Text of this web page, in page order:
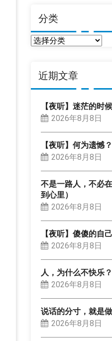
分类
分
近期文章
【夜听】迷茫的时候
2026年8月8日
【夜听】何为遗憾？
2026年8月8日
不是一路人，不必
到心里）
2026年8月8日
【夜听】傻傻的自己
2026年8月8日
人，为什么不快乐？
2026年8月8日
说话的分寸，就是
2026年8月8日